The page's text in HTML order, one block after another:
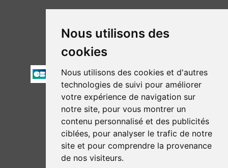
Nous utilisons des
cookies
Nous utilisons des cookies et d'autres
technologies de suivi pour améliorer
votre expérience de navigation sur
notre site, pour vous montrer un
contenu personnalisé et des publicités
ciblées, pour analyser le trafic de notre
site et pour comprendre la provenance
de nos visiteurs.
HORAIRES
Lundi au vendredi : 8h30 à 19h30
Samedi : 9h00 à 19h30
PAIEMENT
NOUS SUIVRE